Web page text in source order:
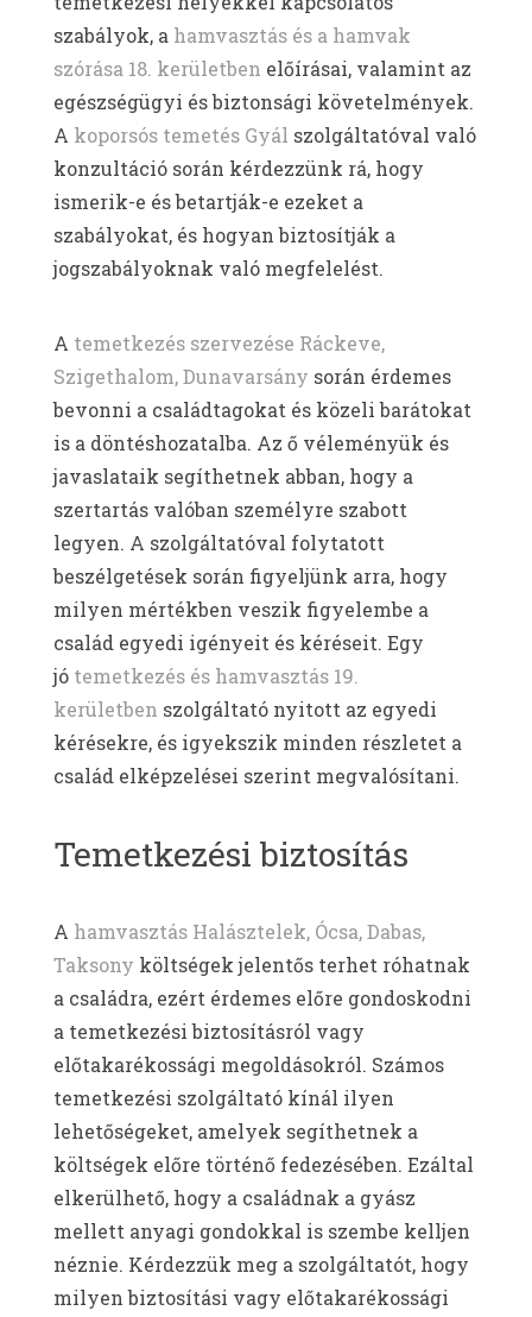
szabályok, a hamvasztás és a hamvak
szórása 18. kerületben előírásai, valamint az
egészségügyi és biztonsági követelmények.
A koporsós temetés Gyál szolgáltatóval való
konzultáció során kérdezzünk rá, hogy
ismerik-e és betartják-e ezeket a
szabályokat, és hogyan biztosítják a
jogszabályoknak való megfelelést.
A temetkezés szervezése Ráckeve,
Szigethalom, Dunavarsány során érdemes
bevonni a családtagokat és közeli barátokat
is a döntéshozatalba. Az ő véleményük és
javaslataik segíthetnek abban, hogy a
szertartás valóban személyre szabott
legyen. A szolgáltatóval folytatott
beszélgetések során figyeljünk arra, hogy
milyen mértékben veszik figyelembe a
család egyedi igényeit és kéréseit. Egy
jó temetkezés és hamvasztás 19.
kerületben szolgáltató nyitott az egyedi
kérésekre, és igyekszik minden részletet a
család elképzelései szerint megvalósítani.
Temetkezési biztosítás
A hamvasztás Halásztelek, Ócsa, Dabas,
Taksony költségek jelentős terhet róhatnak
a családra, ezért érdemes előre gondoskodni
a temetkezési biztosításról vagy
előtakarékossági megoldásokról. Számos
temetkezési szolgáltató kínál ilyen
lehetőségeket, amelyek segíthetnek a
költségek előre történő fedezésében. Ezáltal
elkerülhető, hogy a családnak a gyász
mellett anyagi gondokkal is szembe kelljen
néznie. Kérdezzük meg a szolgáltatót, hogy
milyen biztosítási vagy előtakarékossági